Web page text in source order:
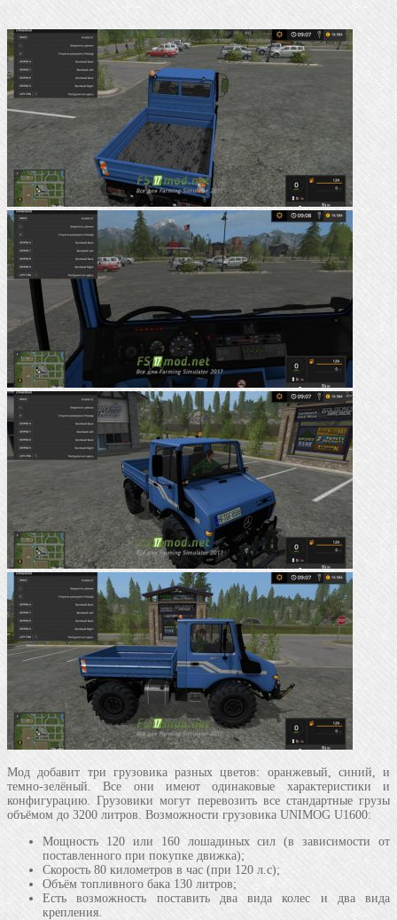
Мод добавит три грузовика разных цветов: оранжевый, синий, и
темно-зелёный. Все они имеют одинаковые характеристики и
конфигурацию. Грузовики могут перевозить все стандартные грузы
объёмом до 3200 литров. Возможности грузовика UNIMOG U1600:
Мощность 120 или 160 лошадиных сил (в зависимости от
поставленного при покупке движка);
Скорость 80 километров в час (при 120 л.с);
Объём топливного бака 130 литров;
Есть возможность поставить два вида колес и два вида
крепления.